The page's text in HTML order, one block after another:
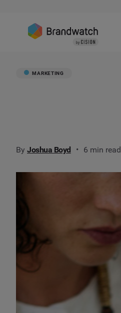
MARKETING
By Joshua Boyd 6 min read